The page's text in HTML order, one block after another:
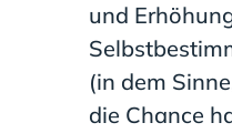
und
(in dem
die Chance